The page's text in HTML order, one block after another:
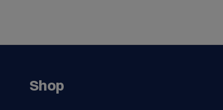
Shop